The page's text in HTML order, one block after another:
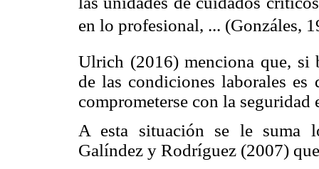
en lo profesional, ... (Gonzáles,
Ulrich (2016) menciona que, si
de las condiciones laborales es
comprometerse con la seguridad
A esta situación se le suma
Galíndez y Rodríguez (2007)